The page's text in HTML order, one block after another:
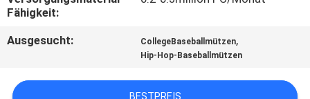
NACHRICHTEN
FÄLLE
Fähigkeit:
Ausgesucht: CollegeBaseballmützen,
Hip-Hop-Baseballmützen
BESTPREIS